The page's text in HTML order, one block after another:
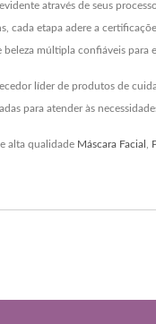
através de seus
cada etapa adere a
múltipla confiáveis para
líder de produtos de
para atender às
alta qualidade Máscara Facial